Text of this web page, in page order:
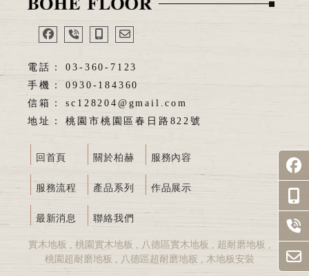
03-360-7123
0930-184360
sc128204@gmail.com
桃園市桃園區春日路822號
回首頁 關於柏赫 服務內容
服務流程 產品系列 作品展示
最新消息 聯絡我們
實木地板 桃園實木地板 八德區實木地板
超耐磨地板
桃園超耐磨地板
八德區超耐磨地板 木地板安裝